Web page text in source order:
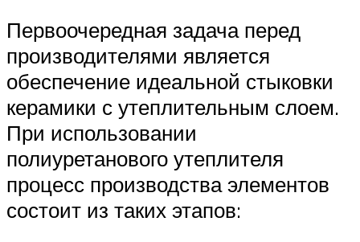
Первоочередная задача перед
производителями является
обеспечение идеальной стыковки
керамики с утеплительным слоем.
При использовании
полиуретанового утеплителя
процесс производства элементов
состоит из таких этапов: